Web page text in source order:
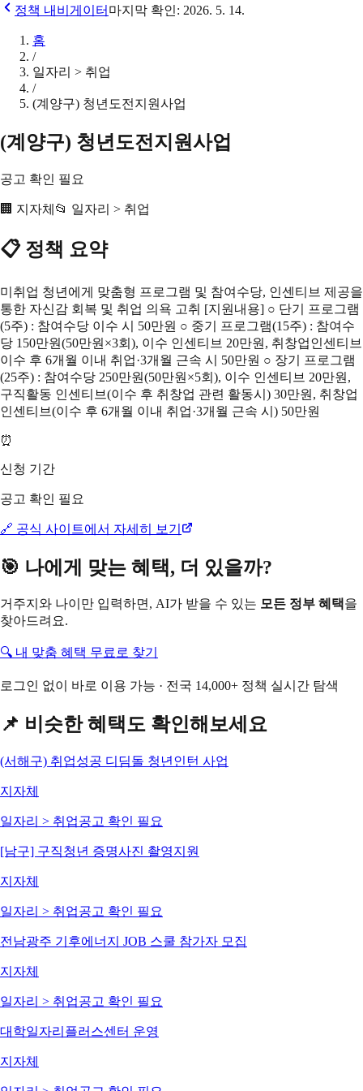
정책 내비게이터 마지막 확인: 2026. 5. 14.
홈
/
일자리 > 취업
/
(계양구) 청년도전지원사업
(계양구) 청년도전지원사업
공고 확인 필요
🏢 지자체 📂 일자리 > 취업
📋 정책 요약
미취업 청년에게 맞춤형 프로그램 및 참여수당, 인센티브 제공을
통한 자신감 회복 및 취업 의욕 고취 [지원내용] ○ 단기 프로그램
(5주) : 참여수당 이수 시 50만원 ○ 중기 프로그램(15주) : 참여수
당 150만원(50만원×3회), 이수 인센티브 20만원, 취창업인센티브
이수 후 6개월 이내 취업·3개월 근속 시 50만원 ○ 장기 프로그램
(25주) : 참여수당 250만원(50만원×5회), 이수 인센티브 20만원,
구직활동 인센티브(이수 후 취창업 관련 활동시) 30만원, 취창업
인센티브(이수 후 6개월 이내 취업·3개월 근속 시) 50만원
⏰
신청 기간
공고 확인 필요
🔗 공식 사이트에서 자세히 보기
🎯 나에게 맞는 혜택, 더 있을까?
거주지와 나이만 입력하면, AI가 받을 수 있는 모든 정부 혜택을
찾아드려요.
🔍 내 맞춤 혜택 무료로 찾기
로그인 없이 바로 이용 가능 · 전국 14,000+ 정책 실시간 탐색
📌 비슷한 혜택도 확인해보세요
(서해구) 취업성공 디딤돌 청년인턴 사업
지자체
일자리 > 취업공고 확인 필요
[남구] 구직청년 증명사진 촬영지원
지자체
일자리 > 취업공고 확인 필요
전남광주 기후에너지 JOB 스쿨 참가자 모집
지자체
일자리 > 취업공고 확인 필요
대학일자리플러스센터 운영
지자체